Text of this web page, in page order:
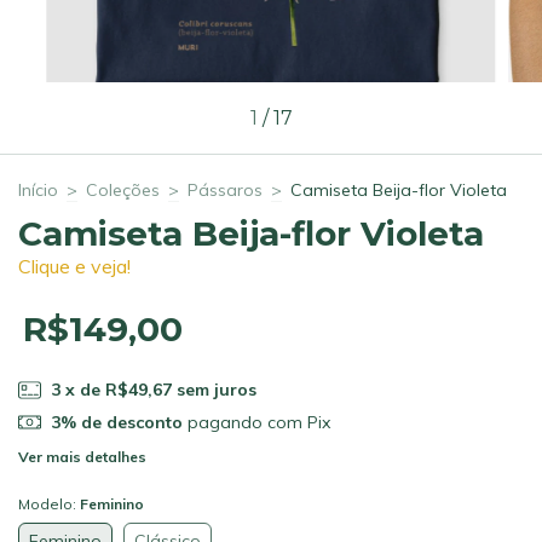
1 /17
Início > Coleções > Pássaros > Camiseta Beija-flor Violeta
Camiseta Beija-flor Violeta
Clique e veja!
R$149,00
3 x de R$49,67 sem juros
3% de desconto pagando com Pix
Ver mais detalhes
Modelo: Feminino